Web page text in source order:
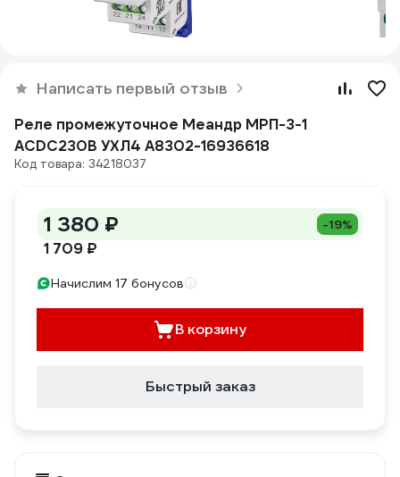
Написать первый отзыв
Реле промежуточное Меандр МРП-3-1
ACDC230В УХЛ4 A8302-16936618
Код товара: 34218037
1 380 ₽ -19%
1 709 ₽
Начислим 17 бонусов
В корзину
Быстрый заказ